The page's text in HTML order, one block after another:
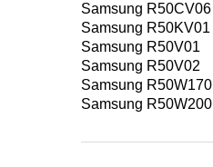
Samsung R50CV06
Samsung R50KV01
Samsung R50V01
Samsung R50V02
Samsung R50W170
Samsung R50W200